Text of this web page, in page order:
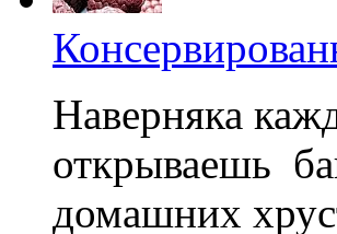
Наверняка
открываешь
домашних